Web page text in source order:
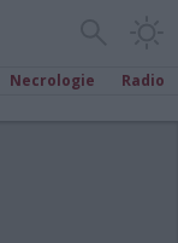
Necrologie Radio